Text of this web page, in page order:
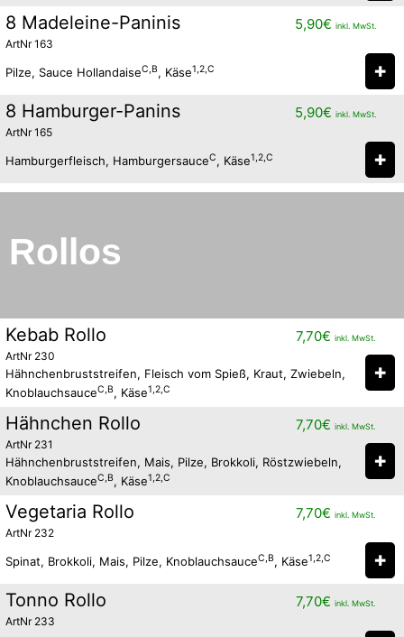
8 Madeleine-Paninis
ArtNr 163
5,90€ inkl. MwSt.
Pilze, Sauce HollandaiseC,B, Käse1,2,C ✚
8 Hamburger-Panins
ArtNr 165
5,90€ inkl. MwSt.
Hamburgerfleisch, HamburgersauceC, Käse1,2,C ✚
Rollos
Kebab Rollo
ArtNr 230
7,70€ inkl. MwSt.
Hähnchenbruststreifen, Fleisch vom Spieß, Kraut, Zwiebeln,
KnoblauchsauceC,B, Käse1,2,C
✚
Hähnchen Rollo
ArtNr 231
7,70€ inkl. MwSt.
Hähnchenbruststreifen, Mais, Pilze, Brokkoli, Röstzwiebeln,
KnoblauchsauceC,B, Käse1,2,C
✚
Vegetaria Rollo
ArtNr 232
7,70€ inkl. MwSt.
Spinat, Brokkoli, Mais, Pilze, KnoblauchsauceC,B, Käse1,2,C ✚
Tonno Rollo
ArtNr 233
7,70€ inkl. MwSt.